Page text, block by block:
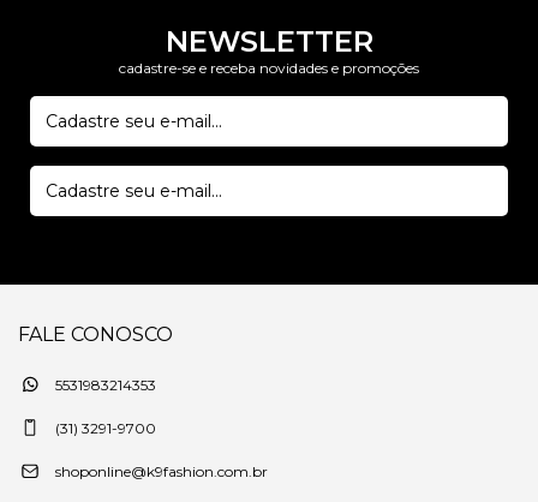
NEWSLETTER
cadastre-se e receba novidades e promoções
FALE CONOSCO
5531983214353
(31) 3291-9700
shoponline@k9fashion.com.br